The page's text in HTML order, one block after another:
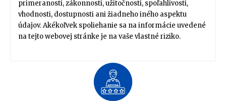
primeranosti, zákonnosti, užitočnosti, spoľahlivosti,
vhodnosti, dostupnosti ani žiadneho iného aspektu
údajov. Akékoľvek spoliehanie sa na informácie uvedené
na tejto webovej stránke je na vaše vlastné riziko.